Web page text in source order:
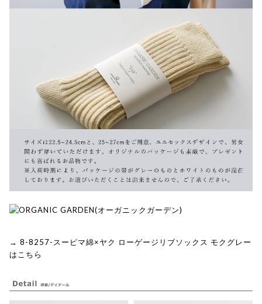
→ 8-8257-スーピマ綿×ヤク ローゲージリブソックス モクグレー
はこちら